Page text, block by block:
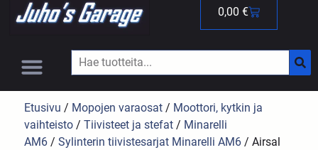
0,00 €
Etusivu / Mopojen varaosat / Moottori, kytkin ja
vaihteisto /Tiivisteet ja stefat / Minarelli
AM6 /Sylinterin tiivistesarjat Minarelli AM6 / Airsal